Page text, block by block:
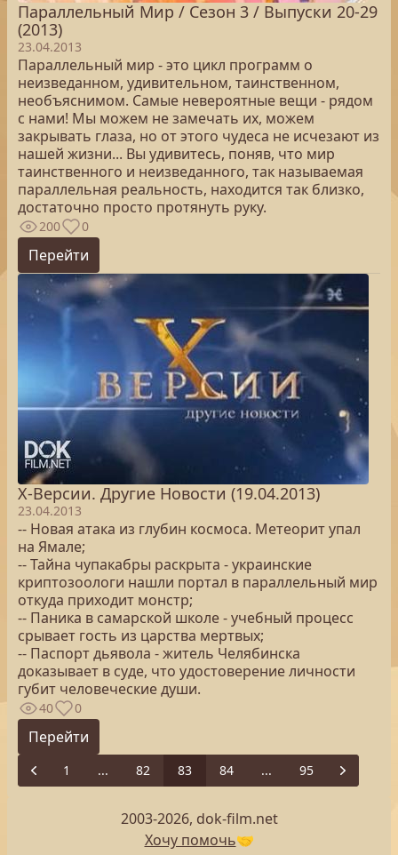
Параллельный Мир / Сезон 3 / Выпуски 20-29
(2013)
23.04.2013
Параллельный мир - это цикл программ о
неизведанном, удивительном, таинственном,
необъяснимом. Самые невероятные вещи - рядом
с нами! Мы можем не замечать их, можем
закрывать глаза, но от этого чудеса не исчезают из
нашей жизни... Вы удивитесь, поняв, что мир
таинственного и неизведанного, так называемая
параллельная реальность, находится так близко,
достаточно просто протянуть руку.
200 0
Перейти
Х-Версии. Другие Новости (19.04.2013)
23.04.2013
-- Новая атака из глубин космоса. Метеорит упал
на Ямале;
-- Тайна чупакабры раскрыта - украинские
криптозоологи нашли портал в параллельный мир
откуда приходит монстр;
-- Паника в самарской школе - учебный процесс
срывает гость из царства мертвых;
-- Паспорт дьявола - житель Челябинска
доказывает в суде, что удостоверение личности
губит человеческие души.
40 0
Перейти
Previous
1 ... 82 83 84 ... 95 Next
2003-2026, dok-film.net
Хочу помочь🤝